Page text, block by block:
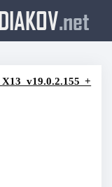
.net
v19.0.2.155 +